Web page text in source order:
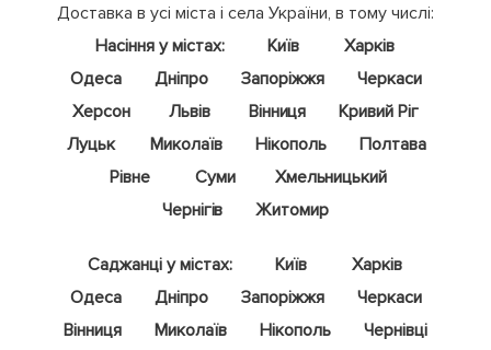
Доставка в усі міста і села України, в тому числі:
Насіння у містах:
Київ
Харків
Одеса
Дніпро Запоріжжя
Черкаси
Херсон
Львів Вінниця
Кривий Ріг
Луцьк
Миколаїв Нікополь
Полтава
Рівне
Суми
Хмельницький
Чернігів
Житомир
Саджанці у містах: Київ
Харків
Одеса
Дніпро Запоріжжя
Черкаси
Вінниця
Миколаїв Нікополь
Чернівці